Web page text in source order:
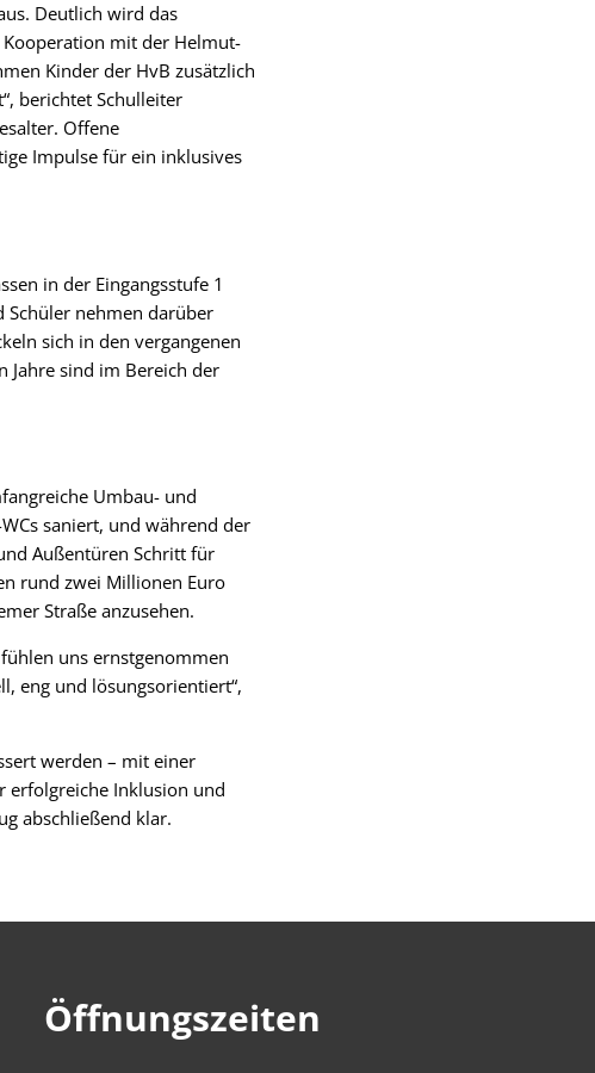
Deutlich wird das
Kooperation mit der Helmut-
Kinder der HvB zusätzlich
berichtet Schulleiter
Offene
Impulse für ein inklusives
in der Eingangsstufe 1
Schüler nehmen darüber
sich in den vergangenen
Jahre sind im Bereich der
Umbau- und
saniert, und während der
Außentüren Schritt für
rund zwei Millionen Euro
Straße anzusehen.
uns ernstgenommen
eng und lösungsorientiert“,
werden – mit einer
erfolgreiche Inklusion und
abschließend klar.
Öffnungszeiten